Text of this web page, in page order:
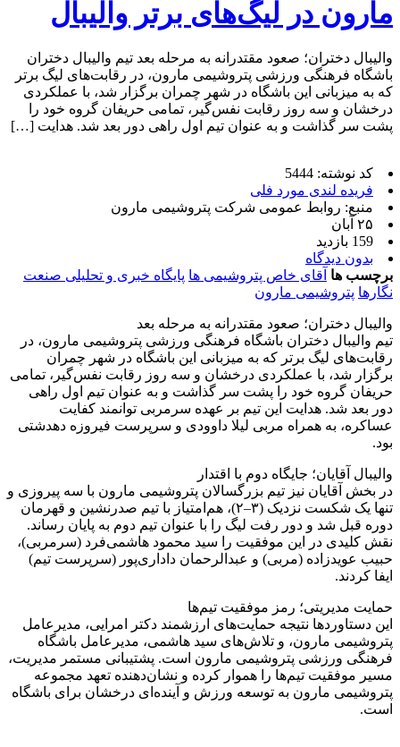
مارون در لیگ‌های برتر والیبال
والیبال دختران؛ صعود مقتدرانه به مرحله بعد تیم والیبال دختران
باشگاه فرهنگی ورزشی پتروشیمی مارون، در رقابت‌های لیگ برتر
که به میزبانی این باشگاه در شهر چمران برگزار شد، با عملکردی
درخشان و سه روز رقابت نفس‌گیر، تمامی حریفان گروه خود را
پشت سر گذاشت و به عنوان تیم اول راهی دور بعد شد. هدایت […]
کد نوشته: 5444
فریده لندی مورد فلی
منبع: روابط عمومی شرکت پتروشیمی مارون
۲۵ آبان
159 بازدید
بدون دیدگاه
برچسب ها آقای خاص پتروشیمی ها پایگاه خبری و تحلیلی صنعت
نگارها پتروشیمی مارون
والیبال دختران؛ صعود مقتدرانه به مرحله بعد
تیم والیبال دختران باشگاه فرهنگی ورزشی پتروشیمی مارون، در
رقابت‌های لیگ برتر که به میزبانی این باشگاه در شهر چمران
برگزار شد، با عملکردی درخشان و سه روز رقابت نفس‌گیر، تمامی
حریفان گروه خود را پشت سر گذاشت و به عنوان تیم اول راهی
دور بعد شد. هدایت این تیم بر عهده سرمربی توانمند کفایت
عساکره، به همراه مربی لیلا داوودی و سرپرست فیروزه دهدشتی
بود.
والیبال آقایان؛ جایگاه دوم با اقتدار
در بخش آقایان نیز تیم بزرگسالان پتروشیمی مارون با سه پیروزی و
تنها یک شکست نزدیک (۳–۲)، هم‌امتیاز با تیم صدرنشین و قهرمان
دوره قبل شد و دور رفت لیگ را با عنوان تیم دوم به پایان رساند.
نقش کلیدی در این موفقیت را سید محمود هاشمی‌فرد (سرمربی)،
حبیب عویدزاده (مربی) و عبدالرحمان داداری‌پور (سرپرست تیم)
ایفا کردند.
حمایت مدیریتی؛ رمز موفقیت تیم‌ها
این دستاوردها نتیجه حمایت‌های ارزشمند دکتر امرایی، مدیرعامل
پتروشیمی مارون، و تلاش‌های سید هاشمی، مدیرعامل باشگاه
فرهنگی ورزشی پتروشیمی مارون است. پشتیبانی مستمر مدیریت،
مسیر موفقیت تیم‌ها را هموار کرده و نشان‌دهنده تعهد مجموعه
پتروشیمی مارون به توسعه ورزش و آینده‌ای درخشان برای باشگاه
است.